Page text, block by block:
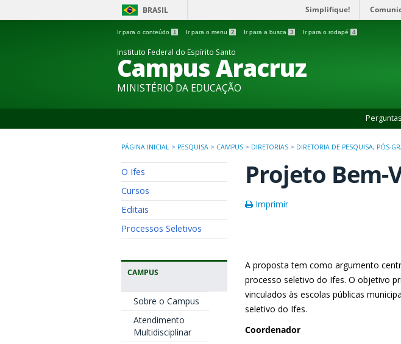
BRASIL Simplifique!
Ir para o conteúdo 1 Ir para o menu 2 Ir para a busca 3 Ir para o rodapé 4
Instituto Federal do Espírito Santo
Campus Aracruz
MINISTÉRIO DA EDUCAÇÃO
PÁGINA INICIAL > PESQUISA > CAMPUS > DIRETORIAS > DIRETORIA DE PESQUISA, PÓS-
O Ifes
Cursos
Editais
Processos Seletivos
CAMPUS
Sobre o Campus
Atendimento
Multidisciplinar
Projeto Bem-
Imprimir
A proposta tem como argumento
processo seletivo do Ifes. O objetivo
vinculados às escolas públicas
seletivo do Ifes.
Coordenador